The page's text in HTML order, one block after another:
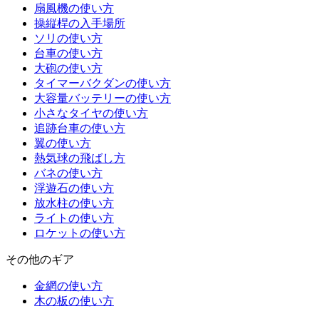
扇風機の使い方
操縦桿の入手場所
ソリの使い方
台車の使い方
大砲の使い方
タイマーバクダンの使い方
大容量バッテリーの使い方
小さなタイヤの使い方
追跡台車の使い方
翼の使い方
熱気球の飛ばし方
バネの使い方
浮遊石の使い方
放水柱の使い方
ライトの使い方
ロケットの使い方
その他のギア
金網の使い方
木の板の使い方